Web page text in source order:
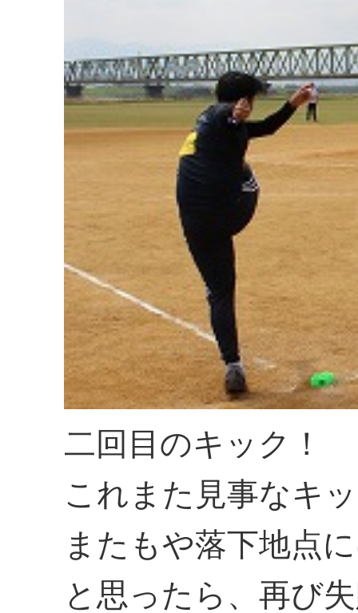
二回目のキック！
これまた見事なキ
またもや落下地点
と思ったら、再び